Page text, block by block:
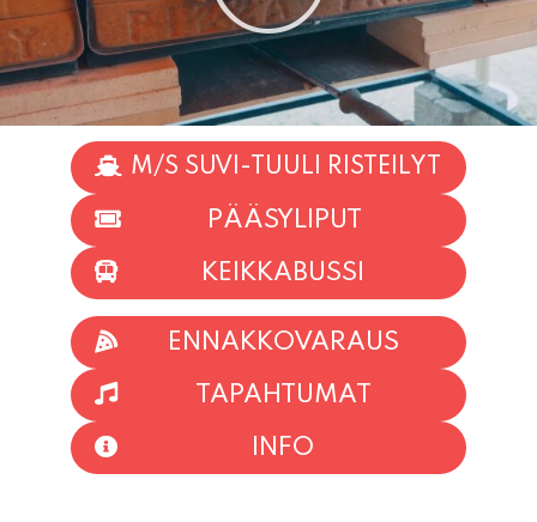
M/S SUVI-TUULI RISTEILYT
PÄÄSYLIPUT
KEIKKABUSSI
TAPAHTUMAT
INFO
HIIO HOI!